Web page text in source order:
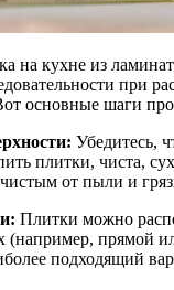
на кухне из
при
основные шаги
Убедитесь,
плитки, чиста,
от пыли и
Плитки можно
(например, прямой
подходящий